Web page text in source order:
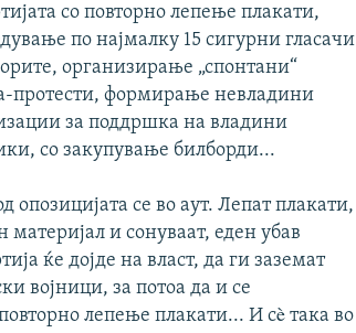
со повторно лепење плакати,
по најмалку 15 сигурни гласачи
организирање „спонтани“
протести, формирање невладини
за поддршка на владини
со закупување билборди...
опозицијата се во аут. Лепат плакати,
материјал и сонуваат, еден убав
ќе дојде на власт, да ги заземат
војници, за потоа да и се
лепење плакати... И сè така во